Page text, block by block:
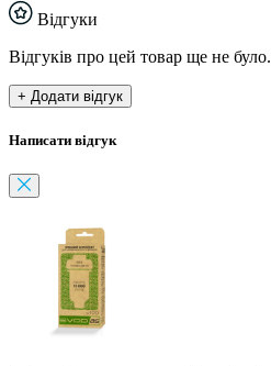
Відгуки
Відгуків про цей товар ще не було.
+ Додати відгук
Написати відгук